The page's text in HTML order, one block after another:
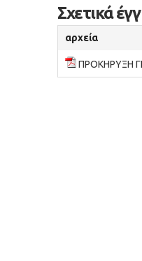
Σχετικά
αρχεία
ΠΡΟΚΗΡΥΞΗ